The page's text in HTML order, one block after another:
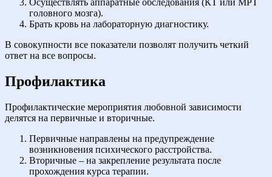
головного мозга).
Брать кровь на лабораторную диагностику.
В совокупности все показатели позволят получить четкий
ответ на все вопросы.
Профилактика
Профилактические мероприятия любовной зависимости
делятся на первичные и вторичные.
Первичные направлены на предупреждение
возникновения психического расстройства.
Вторичные – на закрепление результата после
прохождения курса терапии.